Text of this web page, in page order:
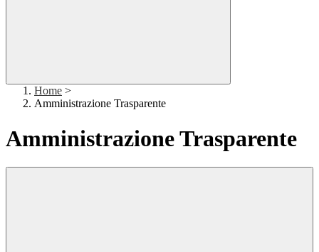
Home >
Amministrazione Trasparente
Amministrazione Trasparente